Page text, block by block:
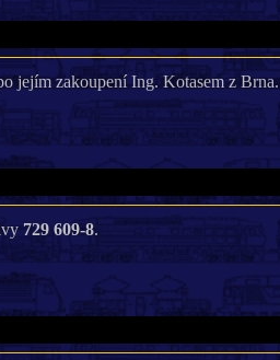
jejím zakoupení Ing. Kotasem z Brna.
729 609-8.